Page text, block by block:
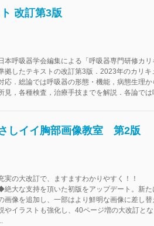
改訂第3版
本呼吸器学会編集による「呼吸器専門研修カ
拠したテキストの改訂第3版．2023年のカリキ
応．総論では呼吸器の形態・機能，病態生理
見，各種検査，治療手技までを解説．各論では
しイイ胸部画像教室 第2版
実の大改訂で、ますますわかりやすく！！
絶大な支持を頂いた初版をアップデート。新た
画像を追加し、一部はより鮮明な画像に差し
やイラストも強化し、40ページ増の大改訂とな